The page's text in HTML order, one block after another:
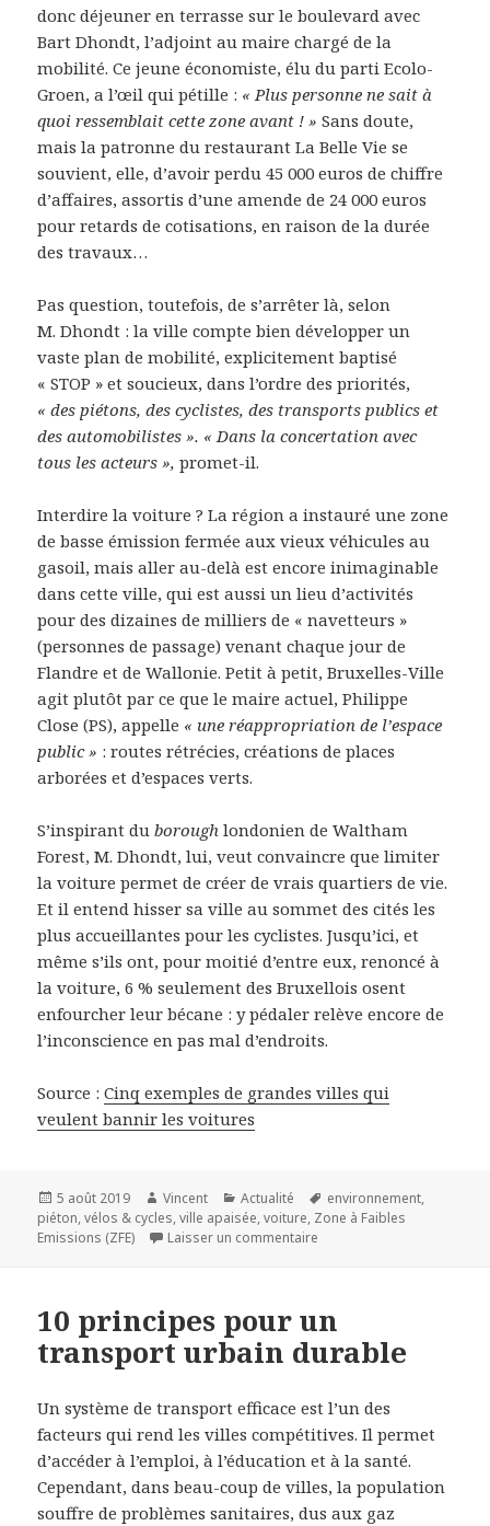
donc déjeuner en terrasse sur le boulevard avec
Bart Dhondt, l’adjoint au maire chargé de la
mobilité. Ce jeune économiste, élu du parti Ecolo-
Groen, a l’œil qui pétille : « Plus personne ne sait à
quoi ressemblait cette zone avant ! »Sans doute,
mais la patronne du restaurant La Belle Vie se
souvient, elle, d’avoir perdu 45 000 euros de chiffre
d’affaires, assortis d’une amende de 24 000 euros
pour retards de cotisations, en raison de la durée
des travaux…
Pas question, toutefois, de s’arrêter là, selon
M. Dhondt : la ville compte bien développer un
vaste plan de mobilité, explicitement baptisé
« STOP » et soucieux, dans l’ordre des priorités,
« des piétons, des cyclistes, des transports publics et
des automobilistes ». « Dans la concertation avec
tous les acteurs »,promet-il.
Interdire la voiture ? La région a instauré une zone
de basse émission fermée aux vieux véhicules au
gasoil, mais aller au-delà est encore inimaginable
dans cette ville, qui est aussi un lieu d’activités
pour des dizaines de milliers de « navetteurs »
(personnes de passage) venant chaque jour de
Flandre et de Wallonie. Petit à petit, Bruxelles-Ville
agit plutôt par ce que le maire actuel, Philippe
Close (PS), appelle « une réappropriation de l’espace
public » : routes rétrécies, créations de places
arborées et d’espaces verts.
S’inspirant duborough londonien de Waltham
Forest, M. Dhondt, lui, veut convaincre que limiter
la voiture permet de créer de vrais quartiers de vie.
Et il entend hisser sa ville au sommet des cités les
plus accueillantes pour les cyclistes. Jusqu’ici, et
même s’ils ont, pour moitié d’entre eux, renoncé à
la voiture, 6 % seulement des Bruxellois osent
enfourcher leur bécane : y pédaler relève encore de
l’inconscience en pas mal d’endroits.
Source :Cinq exemples de grandes villes qui
veulent bannir les voitures
Publié
le
5 août 2019 Auteur
Vincent Catégories
Actualité
Mots-
clés
environnement,
piéton,vélos & cycles,ville apaisée,voiture, Zone à Faibles
Emissions (ZFE)
Laisser un commentaire
10 principes pour un
transport urbain durable
Un système de transport efficace est l’un des
facteurs qui rend les villes compétitives. Il permet
d’accéder à l’emploi, à l’éducation et à la santé.
Cependant, dans beau-coup de villes, la population
souffre de problèmes sanitaires, dus aux gaz